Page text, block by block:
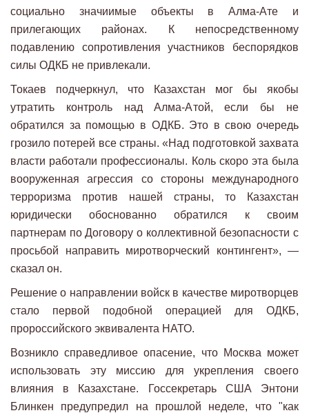
социально значиимые объекты в Алма-Ате и
прилегающих районах. К непосредственному
подавлению сопротивления участников беспорядков
силы ОДКБ не привлекали.
Токаев подчеркнул, что Казахстан мог бы якобы
утратить контроль над Алма-Атой, если бы не
обратился за помощью в ОДКБ. Это в свою очередь
грозило потерей все страны. «Над подготовкой захвата
власти работали профессионалы. Коль скоро эта была
вооруженная агрессия со стороны международного
терроризма против нашей страны, то Казахстан
юридически обоснованно обратился к своим
партнерам по Договору о коллективной безопасности с
просьбой направить миротворческий контингент», —
сказал он.
Решение о направлении войск в качестве миротворцев
стало первой подобной операцией для ОДКБ,
пророссийского эквивалента НАТО.
Возникло справедливое опасение, что Москва может
использовать эту миссию для укрепления своего
влияния в Казахстане. Госсекретарь США Энтони
Блинкен предупредил на прошлой неделе, что "как